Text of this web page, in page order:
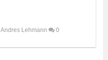
Andres Lehmann 0